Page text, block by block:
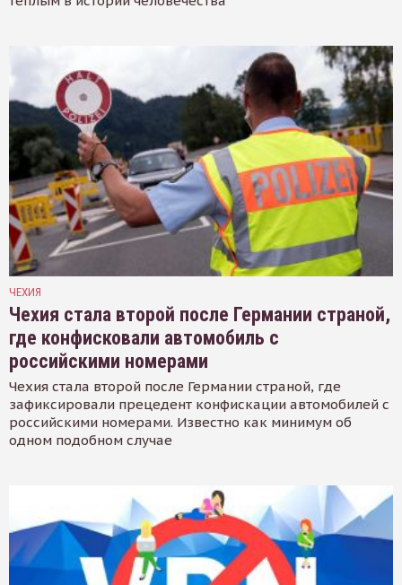
ЧЕХИЯ
Чехия стала второй после Германии страной,
где конфисковали автомобиль с
российскими номерами
Чехия стала второй после Германии страной, где
зафиксировали прецедент конфискации автомобилей с
российскими номерами. Известно как минимум об
одном подобном случае